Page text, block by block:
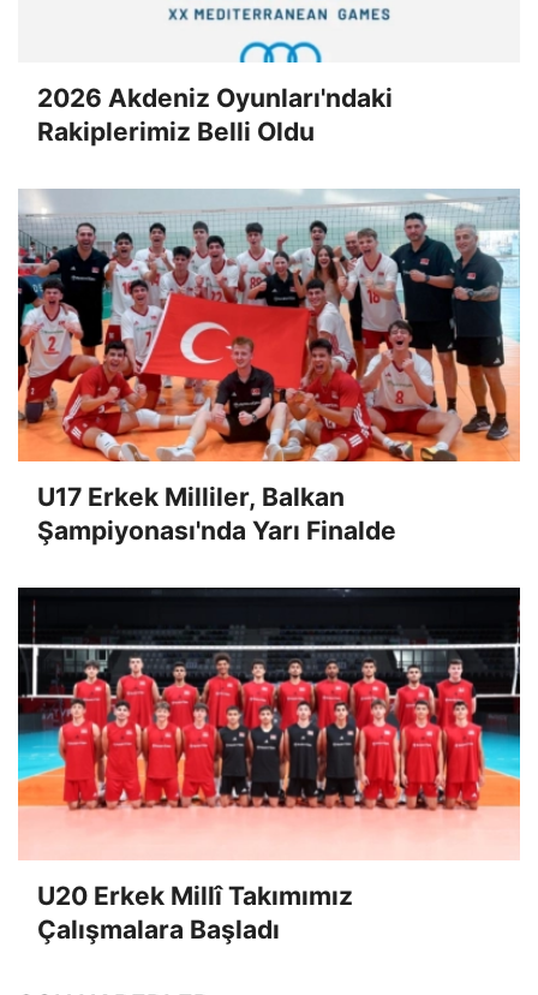
2026 Akdeniz Oyunları'ndaki
Rakiplerimiz Belli Oldu
U17 Erkek Milliler, Balkan
Şampiyonası'nda Yarı Finalde
U20 Erkek Millî Takımımız
Çalışmalara Başladı